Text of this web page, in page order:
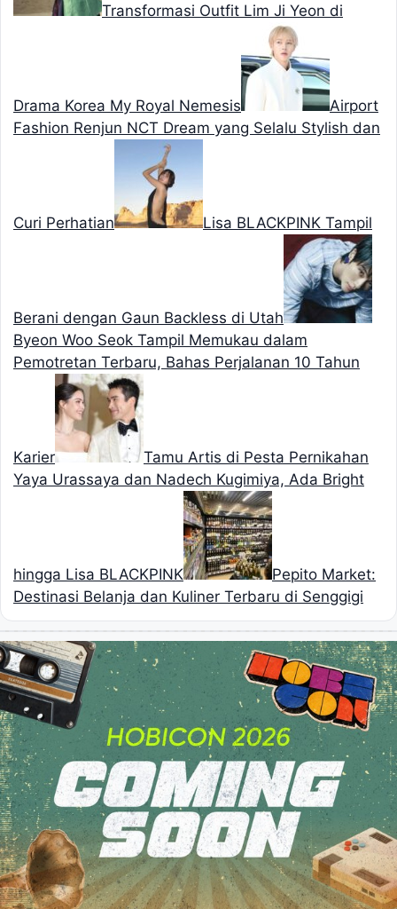
Transformasi Outfit Lim Ji Yeon di
Drama Korea My Royal Nemesis
Airport
Fashion Renjun NCT Dream yang Selalu Stylish dan
Curi Perhatian Lisa BLACKPINK Tampil
Berani dengan Gaun Backless di Utah
Byeon Woo Seok Tampil Memukau dalam
Pemotretan Terbaru, Bahas Perjalanan 10 Tahun
Karier
Tamu Artis di Pesta Pernikahan
Yaya Urassaya dan Nadech Kugimiya, Ada Bright
hingga Lisa BLACKPINK
Pepito Market:
Destinasi Belanja dan Kuliner Terbaru di Senggigi